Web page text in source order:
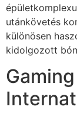
utánkövetés
különösen
kidolgozott